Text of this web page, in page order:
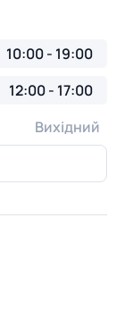
10:00 - 19:00
12:00 - 17:00
Вихідний